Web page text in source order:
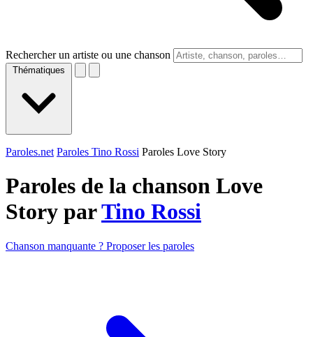
Rechercher un artiste ou une chanson
Thématiques
Paroles.net Paroles Tino Rossi Paroles Love Story
Paroles de la chanson Love
Story parTino Rossi
Chanson manquante ? Proposer les paroles